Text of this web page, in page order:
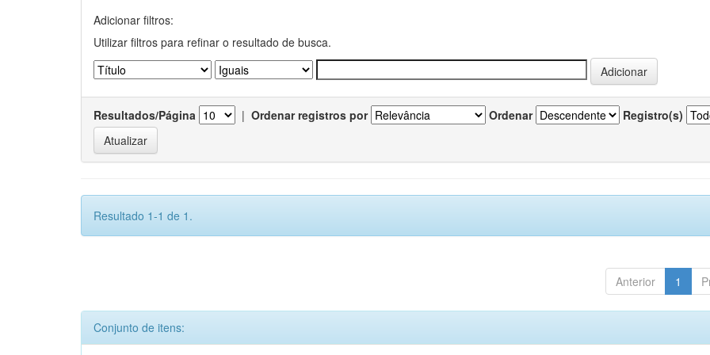
Adicionar filtros:
Utilizar filtros para refinar o resultado de busca.
Resultados/Página | Ordenar registros por Ordenar Registro(s)
Resultado 1-1 de 1.
Anterior 1
Conjunto de itens: